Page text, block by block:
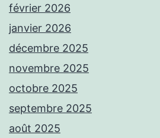
février 2026
janvier 2026
décembre 2025
novembre 2025
octobre 2025
septembre 2025
août 2025